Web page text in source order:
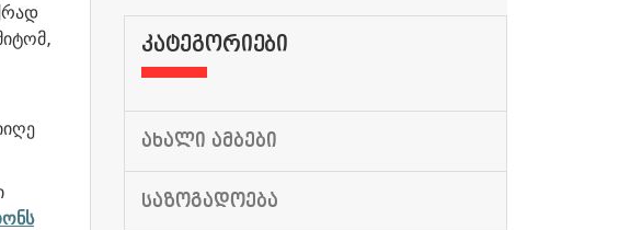
ᲙᲐᲢᲔᲒᲝᲠᲘᲔᲑᲘ
ᲐᲮᲐᲚᲘ ᲐᲛᲑᲔᲑᲘ
ᲡᲐᲖᲝᲒᲐᲓᲝᲔᲑᲐ